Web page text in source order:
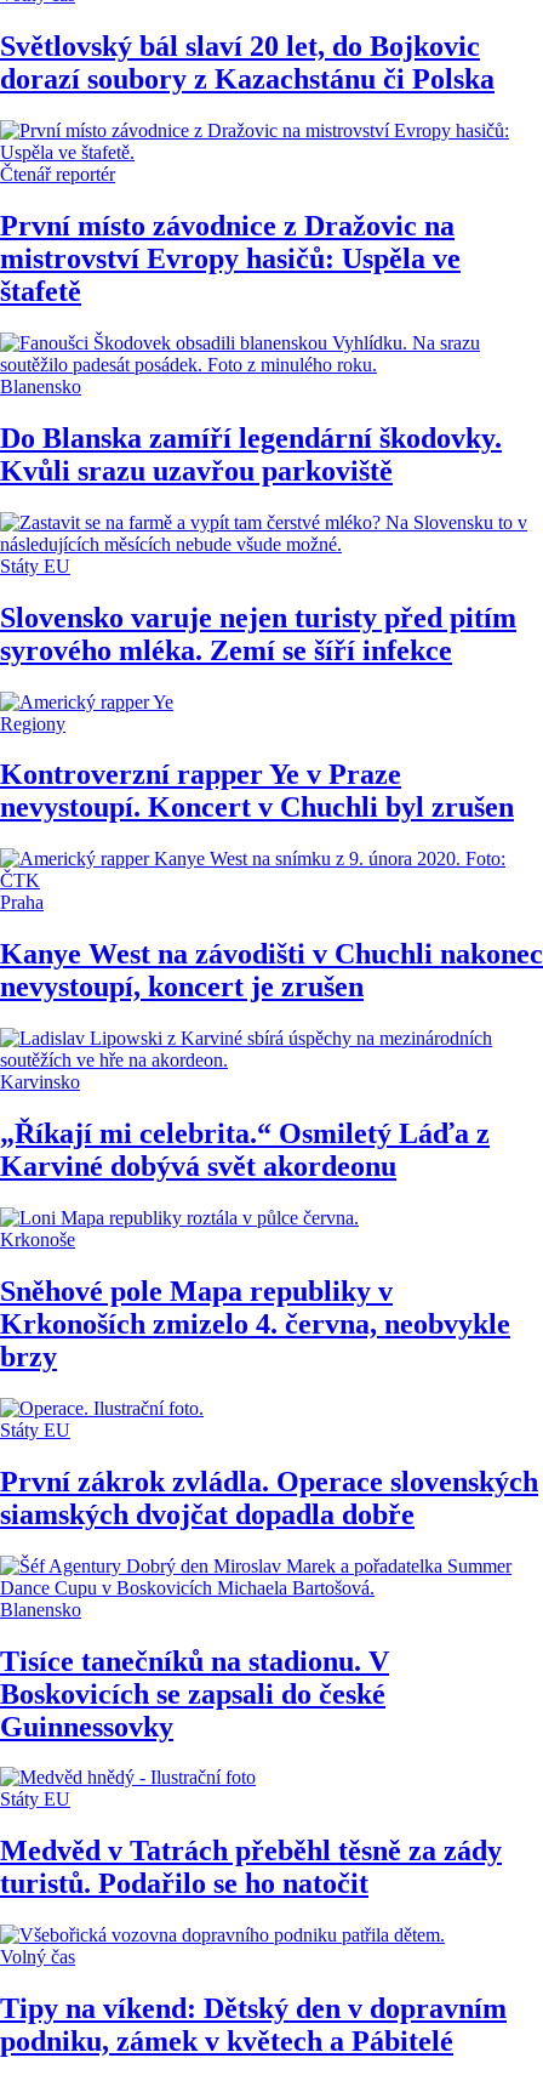
Světlovský bál slaví 20 let, do Bojkovic
dorazí soubory z Kazachstánu či Polska
Čtenář reportér
První místo závodnice z Dražovic na
mistrovství Evropy hasičů: Uspěla ve
štafetě
Blanensko
Do Blanska zamíří legendární škodovky.
Kvůli srazu uzavřou parkoviště
Státy EU
Slovensko varuje nejen turisty před pitím
syrového mléka. Zemí se šíří infekce
Regiony
Kontroverzní rapper Ye v Praze
nevystoupí. Koncert v Chuchli byl zrušen
Praha
Kanye West na závodišti v Chuchli nakonec
nevystoupí, koncert je zrušen
Karvinsko
„Říkají mi celebrita.“ Osmiletý Láďa z
Karviné dobývá svět akordeonu
Krkonoše
Sněhové pole Mapa republiky v
Krkonoších zmizelo 4. června, neobvykle
brzy
Státy EU
První zákrok zvládla. Operace slovenských
siamských dvojčat dopadla dobře
Blanensko
Tisíce tanečníků na stadionu. V
Boskovicích se zapsali do české
Guinnessovky
Státy EU
Medvěd v Tatrách přeběhl těsně za zády
turistů. Podařilo se ho natočit
Volný čas
Tipy na víkend: Dětský den v dopravním
podniku, zámek v květech a Pábitelé